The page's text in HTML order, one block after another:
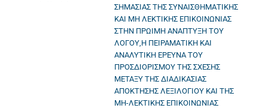
ΣΗΜΑΣΙΑΣ ΤΗΣ ΣΥΝΑΙΣΘΗΜΑΤΙΚΗΣ
ΚΑΙ ΜΗ ΛΕΚΤΙΚΗΣ ΕΠΙΚΟΙΝΩΝΙΑΣ
ΣΤΗΝ ΠΡΩΙΜΗ ΑΝΑΠΤΥΞΗ ΤΟΥ
ΛΟΓΟΥ,Η ΠΕΙΡΑΜΑΤΙΚΗ ΚΑΙ
ΑΝΑΛΥΤΙΚΗ ΕΡΕΥΝΑ ΤΟΥ
ΠΡΟΣΔΙΟΡΙΣΜΟΥ ΤΗΣ ΣΧΕΣΗΣ
ΜΕΤΑΞΥ ΤΗΣ ΔΙΑΔΙΚΑΣΙΑΣ
ΑΠΟΚΤΗΣΗΣ ΛΕΞΙΛΟΓΙΟΥ ΚΑΙ ΤΗΣ
ΜΗ-ΛΕΚΤΙΚΗΣ ΕΠΙΚΟΙΝΩΝΙΑΣ